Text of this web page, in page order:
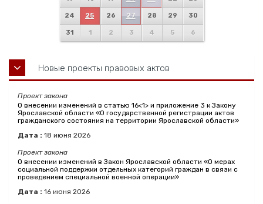
24 25 26 27 28 29 30
31 1 2 3 4 5 6
Новые проекты правовых актов
Проект закона
О внесении изменений в статью 16<1> и приложение 3 к Закону
Ярославской области «О государственной регистрации актов
гражданского состояния на территории Ярославской области»
Дата : 18 июня 2026
Проект закона
О внесении изменений в Закон Ярославской области «О мерах
социальной поддержки отдельных категорий граждан в связи с
проведением специальной военной операции»
Дата : 16 июня 2026